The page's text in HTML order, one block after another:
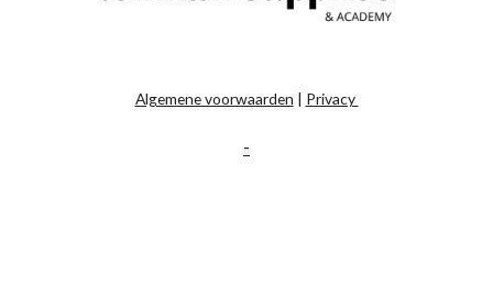
Algemene voorwaarden | Privacy
-